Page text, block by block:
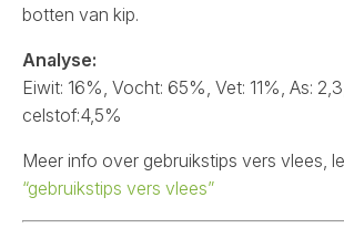
botten van kip.
Analyse:
Eiwit: 16%, Vocht: 65%, Vet: 11%, As:
celstof:4,5%
Meer info over gebruikstips vers vlees,
“gebruikstips vers vlees”